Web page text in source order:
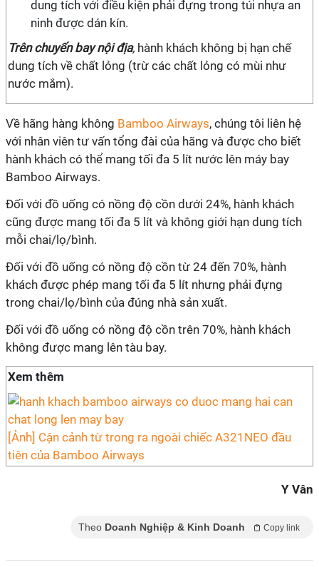
dung tích với điều kiện phải đựng trong túi nhựa an
ninh được dán kín.
Trên chuyến bay nội địa, hành khách không bị hạn chế
dung tích về chất lỏng (trừ các chất lỏng có mùi như
nước mắm).
Về hãng hàng không Bamboo Airways, chúng tôi liên hệ
với nhân viên tư vấn tổng đài của hãng và được cho biết
hành khách có thể mang tối đa 5 lít nước lên máy bay
Bamboo Airways.
Đối với đồ uống có nồng độ cồn dưới 24%, hành khách
cũng được mang tối đa 5 lít và không giới hạn dung tích
mỗi chai/lọ/bình.
Đối với đồ uống có nồng độ cồn từ 24 đến 70%, hành
khách được phép mang tối đa 5 lít nhưng phải đựng
trong chai/lọ/bình của đúng nhà sản xuất.
Đối với đồ uống có nồng độ cồn trên 70%, hành khách
không được mang lên tàu bay.
Xem thêm
[Ảnh] Cận cảnh từ trong ra ngoài chiếc A321NEO đầu
tiên của Bamboo Airways
Y Vân
Theo Doanh Nghiệp & Kinh Doanh Copy link